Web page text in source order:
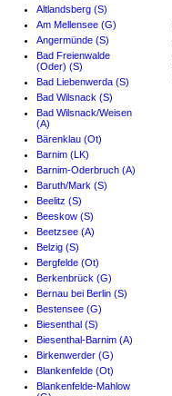
Altlandsberg (S)
Am Mellensee (G)
Angermünde (S)
Bad Freienwalde
(Oder) (S)
Bad Liebenwerda (S)
Bad Wilsnack (S)
Bad Wilsnack/Weisen
(A)
Bärenklau (Ot)
Barnim (LK)
Barnim-Oderbruch (A)
Baruth/Mark (S)
Beelitz (S)
Beeskow (S)
Beetzsee (A)
Belzig (S)
Bergfelde (Ot)
Berkenbrück (G)
Bernau bei Berlin (S)
Bestensee (G)
Biesenthal (S)
Biesenthal-Barnim (A)
Birkenwerder (G)
Blankenfelde (Ot)
Blankenfelde-Mahlow